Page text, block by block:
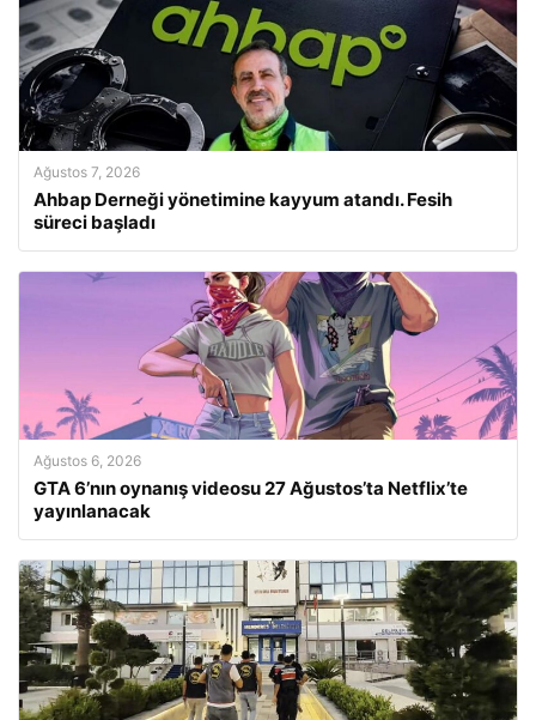
Ağustos 7, 2026
Ahbap Derneği yönetimine kayyum atandı. Fesih
süreci başladı
Ağustos 6, 2026
GTA 6’nın oynanış videosu 27 Ağustos’ta Netflix’te
yayınlanacak